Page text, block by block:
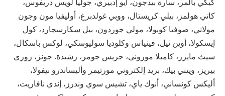
كاتي هولمز، بيلي كريستال، ووبي غولدبرغ، أوليفيا مون وجون
مولاني، صوفيا كوبولا، مولي جوردون، بيل سكارسجارد، كول
إيسكولا، أوين ثيل، فينياس وكلوديا سوليوسكي، لوكس باسكال،
سيث مايرز، كاميلا موروني، جريس جومر، رشيدة. جونز، روزي
بيريز، ويتني بيك، بريد إلكتروني مورتيمر وأليساندرو نيفولا،
أليكس كونساني، أنوك ياي، تشيس سوي وندرز، إندي نافاريت،